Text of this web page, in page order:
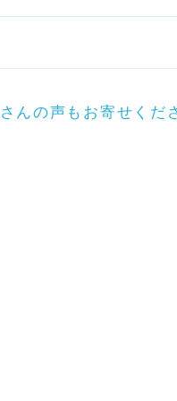
んの声もお寄せくだ